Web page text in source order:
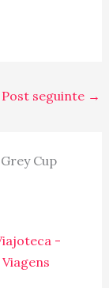
Post seguinte →
Cup
-